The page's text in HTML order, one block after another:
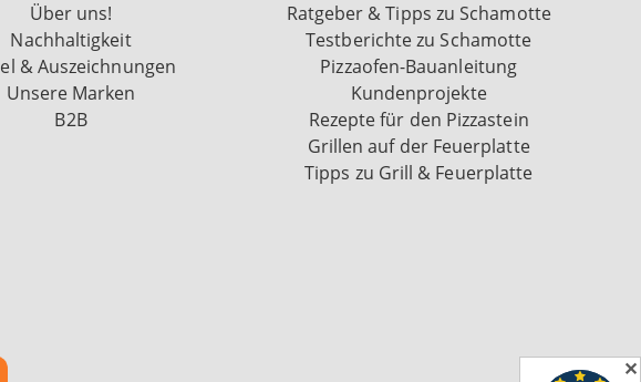
Über uns!
Nachhaltigkeit
& Auszeichnungen
Unsere Marken
B2B
Ratgeber & Tipps zu Schamotte
Testberichte zu Schamotte
Pizzaofen-Bauanleitung
Kundenprojekte
Rezepte für den Pizzastein
Grillen auf der Feuerplatte
Tipps zu Grill & Feuerplatte
✕